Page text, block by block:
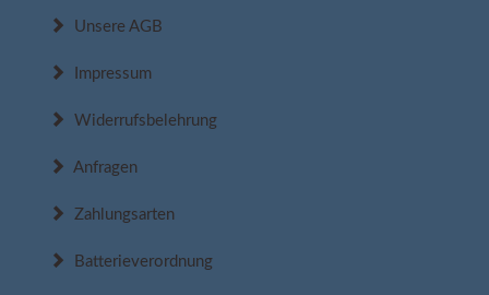
Unsere AGB
Impressum
Widerrufsbelehrung
Anfragen
Zahlungsarten
Batterieverordnung